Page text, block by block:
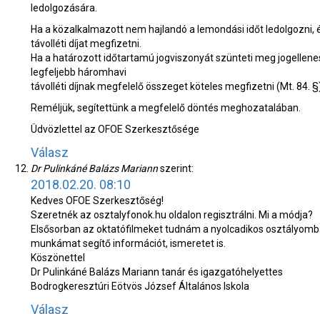
ledolgozására.
Ha a közalkalmazott nem hajlandó a lemondási időt
távolléti díjat megfizetni.
Ha a határozott időtartamú jogviszonyát szünteti meg
legfeljebb háromhavi
távolléti díjnak megfelelő összeget köteles megfizetni (Mt. 84.
Reméljük, segítettünk a megfelelő döntés meghozatalában.
Üdvözlettel az OFOE Szerkesztősége
Válasz
Dr Pulinkáné Balázs Mariannszerint:
2018.02.20. 08:10
Kedves OFOE Szerkesztőség!
Szeretnék az osztalyfonok.hu oldalon regisztrálni. Mi a módja?
Elsősorban az oktatófilmeket tudnám a nyolcadikos
munkámat segítő információt, ismeretet is.
Köszönettel
Dr Pulinkáné Balázs Mariann tanár és igazgatóhelyettes
Bodrogkeresztúri Eötvös József Általános Iskola
Válasz